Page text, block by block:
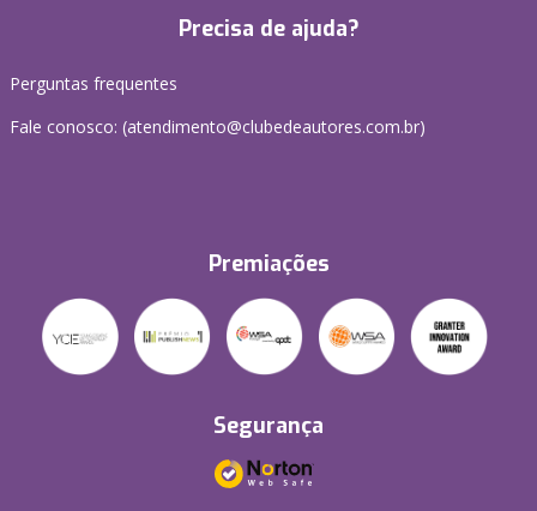
Precisa de ajuda?
Perguntas frequentes
Fale conosco: (atendimento@clubedeautores.com.br)
Premiações
Segurança